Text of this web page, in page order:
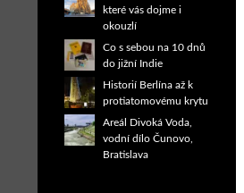
které vás dojme i
okouzlí
Co s sebou na 10 dnů
do jižní Indie
Historií Berlína až k
protiatomovému krytu
Areál Divoká Voda,
vodní dílo Čunovo,
Bratislava